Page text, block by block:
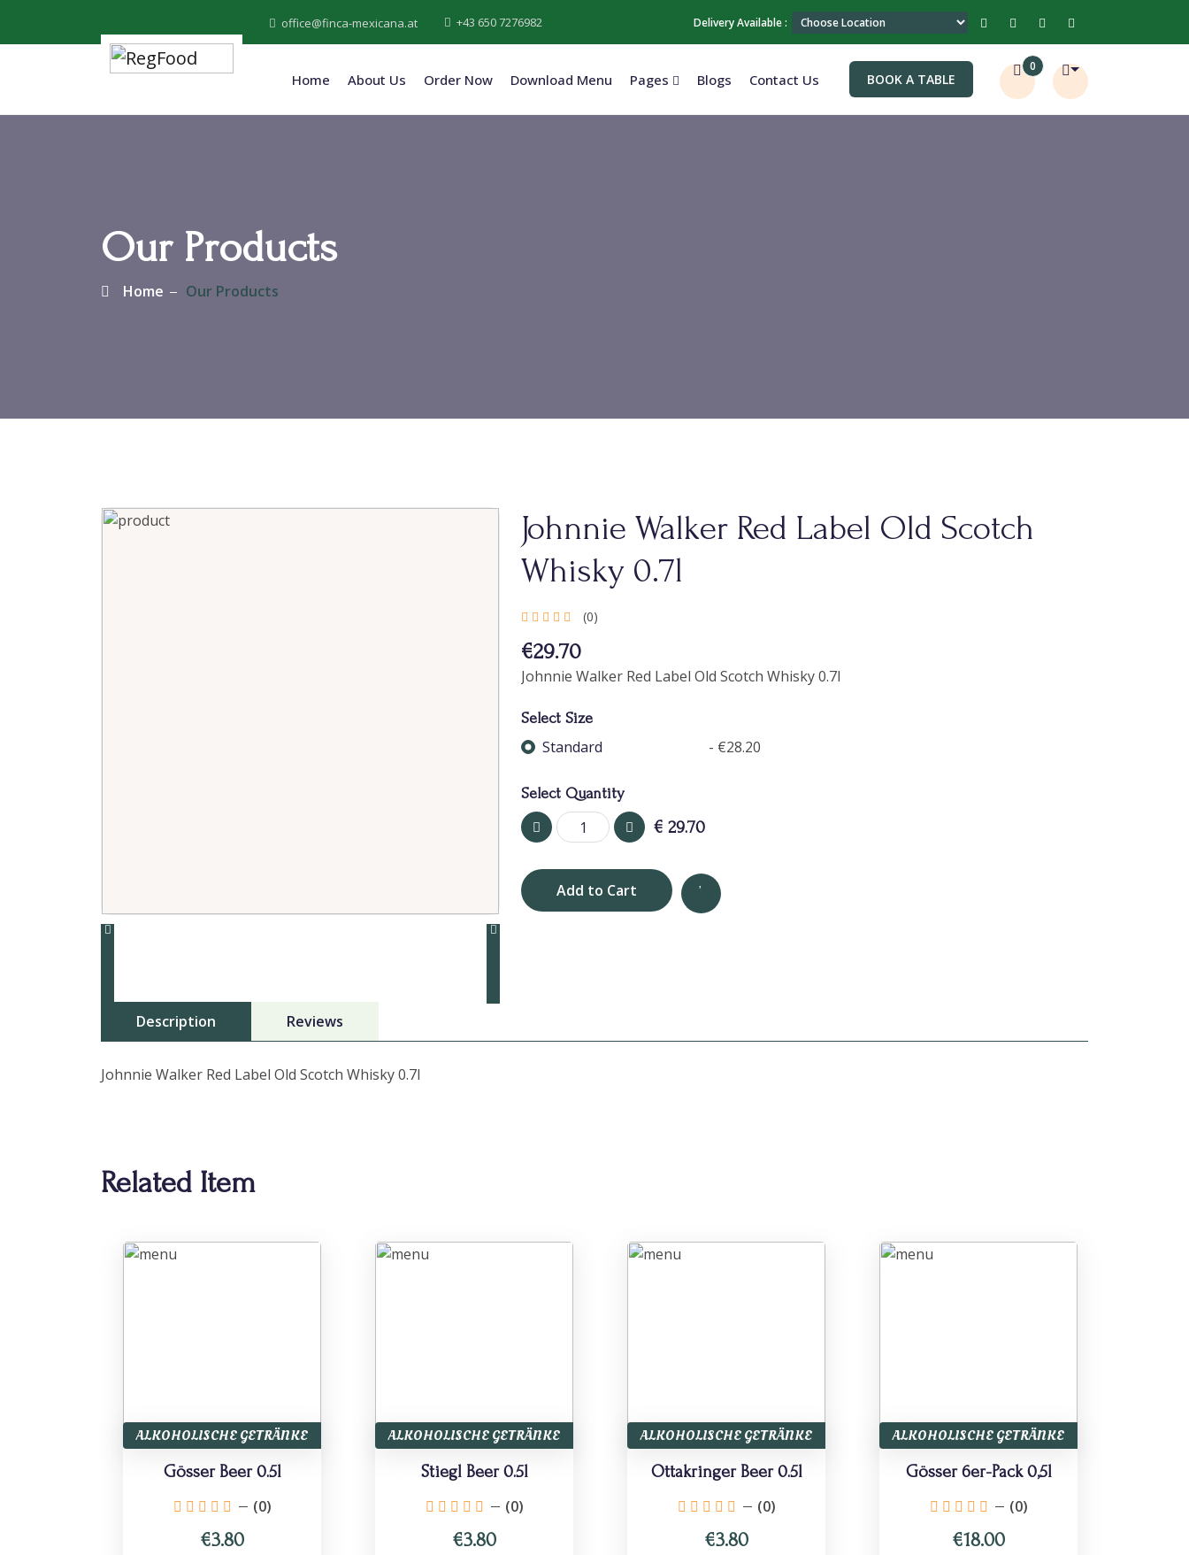
office@finca-mexicana.at +43 650 7276982 Delivery Available :
Home About Us Order Now Download Menu Pages Blogs Contact Us BOOK A TABLE
0
Our Products
Home Our Products
Johnnie Walker Red Label Old Scotch
Whisky 0.7l
(0)
€29.70
Johnnie Walker Red Label Old Scotch Whisky 0.7l
Select Size
Standard - €28.20
Select Quantity
€ 29.70
Add to Cart
Description Reviews
Johnnie Walker Red Label Old Scotch Whisky 0.7l
Related Item
ALKOHOLISCHE GETRÄNKE
Gösser Beer 0.5l
(0)
€3.80
ALKOHOLISCHE GETRÄNKE
Stiegl Beer 0.5l
(0)
€3.80
ALKOHOLISCHE GETRÄNKE
Ottakringer Beer 0.5l
(0)
€3.80
ALKOHOLISCHE GETRÄNKE
Gösser 6er-Pack 0,5l
(0)
€18.00